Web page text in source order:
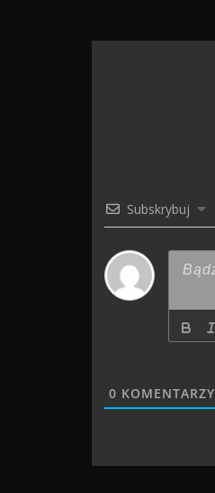
Subskrybuj
0 KOMENTARZY